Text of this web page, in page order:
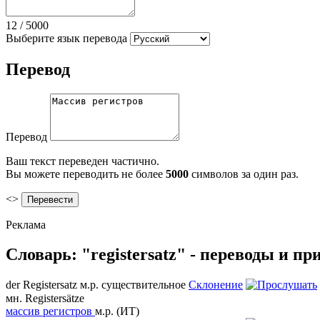
12 / 5000
Выберите язык перевода
Перевод
Перевод
Ваш текст переведен частично.
Вы можете переводить не более 5000 символов за один раз.
<>
Реклама
Словарь: "registersatz" - переводы и
derRegistersatz м.р. существительное Склонение
мн. Registersätze
массив регистров м.р. (ИТ)